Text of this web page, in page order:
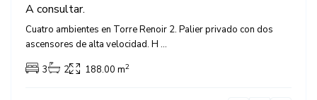
A consultar.
Cuatro ambientes en Torre Renoir 2. Palier privado con dos
ascensores de alta velocidad. H...
3
2 188.00 m2